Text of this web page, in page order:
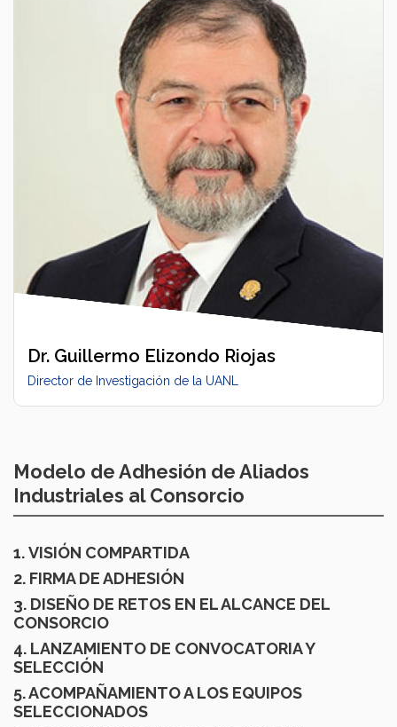
Dr. Guillermo Elizondo Riojas
Director de Investigación de la UANL
Modelo de Adhesión de Aliados
Industriales al Consorcio
1. VISIÓN COMPARTIDA
2. FIRMA DE ADHESIÓN
3. DISEÑO DE RETOS EN EL ALCANCE DEL
CONSORCIO
4. LANZAMIENTO DE CONVOCATORIA Y
SELECCIÓN
5. ACOMPAÑAMIENTO A LOS EQUIPOS
SELECCIONADOS